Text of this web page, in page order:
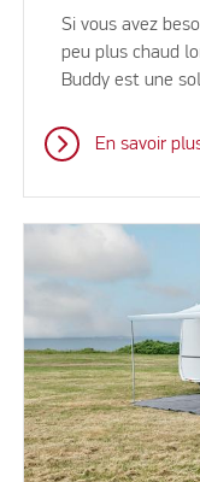
Si vous avez
peu plus chaud
Buddy est une
En savoir